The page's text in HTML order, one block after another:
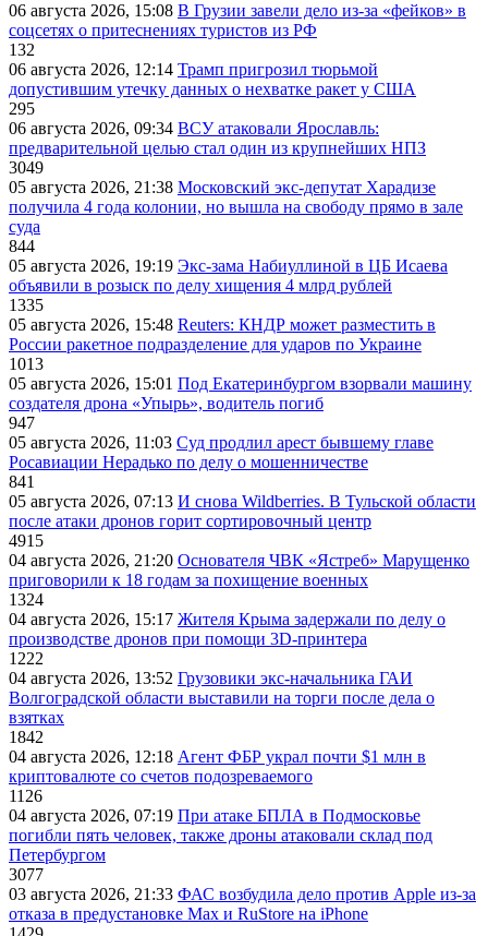
06 августа 2026, 15:08 В Грузии завели дело из-за «фейков» в
соцсетях о притеснениях туристов из РФ
132
06 августа 2026, 12:14 Трамп пригрозил тюрьмой
допустившим утечку данных о нехватке ракет у США
295
06 августа 2026, 09:34 ВСУ атаковали Ярославль:
предварительной целью стал один из крупнейших НПЗ
3049
05 августа 2026, 21:38 Московский экс-депутат Харадизе
получила 4 года колонии, но вышла на свободу прямо в зале
суда
844
05 августа 2026, 19:19 Экс-зама Набиуллиной в ЦБ Исаева
объявили в розыск по делу хищения 4 млрд рублей
1335
05 августа 2026, 15:48 Reuters: КНДР может разместить в
России ракетное подразделение для ударов по Украине
1013
05 августа 2026, 15:01 Под Екатеринбургом взорвали машину
создателя дрона «Упырь», водитель погиб
947
05 августа 2026, 11:03 Суд продлил арест бывшему главе
Росавиации Нерадько по делу о мошенничестве
841
05 августа 2026, 07:13 И снова Wildberries. В Тульской области
после атаки дронов горит сортировочный центр
4915
04 августа 2026, 21:20 Основателя ЧВК «Ястреб» Марущенко
приговорили к 18 годам за похищение военных
1324
04 августа 2026, 15:17 Жителя Крыма задержали по делу о
производстве дронов при помощи 3D‑принтера
1222
04 августа 2026, 13:52 Грузовики экс-начальника ГАИ
Волгоградской области выставили на торги после дела о
взятках
1842
04 августа 2026, 12:18 Агент ФБР украл почти $1 млн в
криптовалюте со счетов подозреваемого
1126
04 августа 2026, 07:19 При атаке БПЛА в Подмосковье
погибли пять человек, также дроны атаковали склад под
Петербургом
3077
03 августа 2026, 21:33 ФАС возбудила дело против Apple из-за
отказа в предустановке Max и RuStore на iPhone